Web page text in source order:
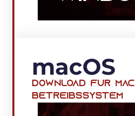
macOS
Download Für MAC
Betreibssystem